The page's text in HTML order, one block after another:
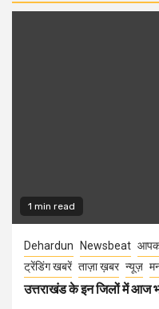
1 min read
Dehardun Newsbeat
ट्रेंडिंग खबरें ताज़ा ख़बर न्यूज़
उत्तराखंड के इन जिलों में आज